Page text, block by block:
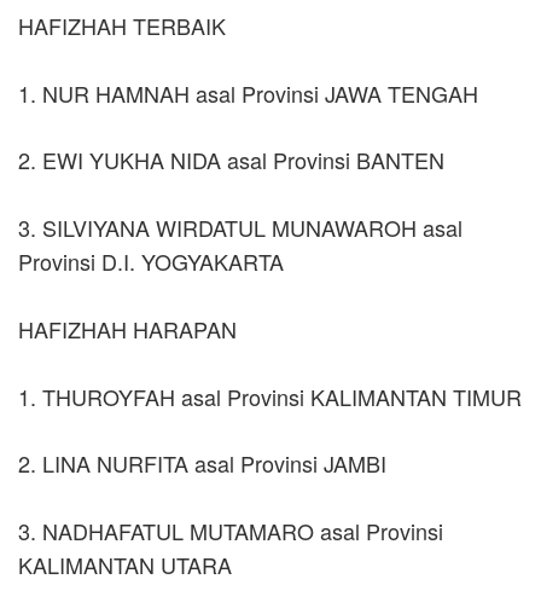
HAFIZHAH TERBAIK
1. NUR HAMNAH asal Provinsi JAWA TENGAH
2. EWI YUKHA NIDA asal Provinsi BANTEN
3. SILVIYANA WIRDATUL MUNAWAROH asal
Provinsi D.I. YOGYAKARTA
HAFIZHAH HARAPAN
1. THUROYFAH asal Provinsi KALIMANTAN TIMUR
2. LINA NURFITA asal Provinsi JAMBI
3. NADHAFATUL MUTAMARO asal Provinsi
KALIMANTAN UTARA